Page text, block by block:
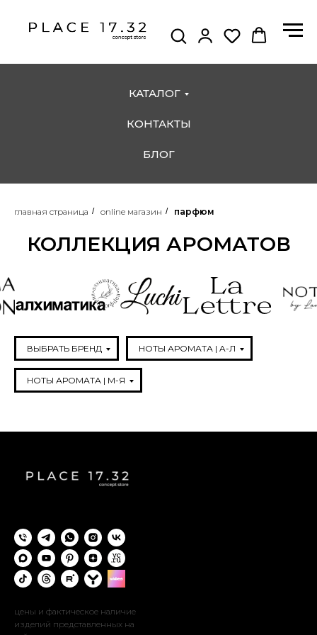
КАТАЛОГ
КОНТАКТЫ
БЛОГ
главная страница / online магазин / парфюм
КОЛЛЕКЦИЯ АРОМАТОВ
ВЫБРАТЬ БРЕНД НОТЫ АРОМАТА | A-Л
НОТЫ АРОМАТА | М-Я
цены и фактическое наличие
изделий представленных на